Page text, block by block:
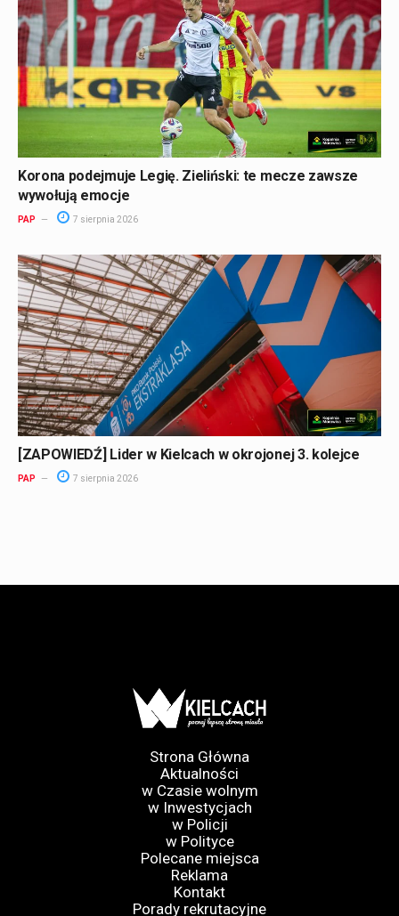
Korona podejmuje Legię. Zieliński: te mecze zawsze
wywołują emocje
PAP 7 sierpnia 2026
[ZAPOWIEDŹ] Lider w Kielcach w okrojonej 3. kolejce
PAP 7 sierpnia 2026
Strona Główna
Aktualności
w Czasie wolnym
w Inwestycjach
w Policji
w Polityce
Polecane miejsca
Reklama
Kontakt
Porady rekrutacyjne